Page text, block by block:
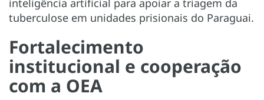
tuberculose em unidades prisionais do Paraguai.
Fortalecimento
institucional e cooperação
com a OEA